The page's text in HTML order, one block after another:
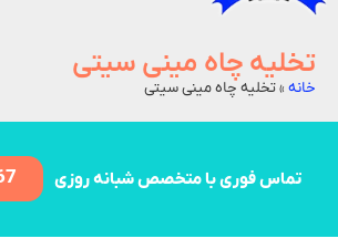
تخلیه چاه مینی سیتی
خانه »تخلیه چاه مینی سیتی
تماس فوری با متخصص شبانه روزی